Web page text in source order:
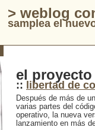
> weblog
samplea el
el
:: libertad de
Después de más de
varias partes del
operativo, la nueva
lanzamiento en más